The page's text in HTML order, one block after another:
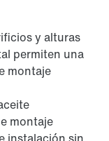
y alturas
permiten una
montaje
montaje